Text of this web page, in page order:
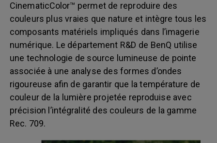
CinematicColor™ permet de reproduire des
couleurs plus vraies que nature et intègre tous les
composants matériels impliqués dans l’imagerie
numérique. Le département R&D de BenQ utilise
une technologie de source lumineuse de pointe
associée à une analyse des formes d’ondes
rigoureuse afin de garantir que la température de
couleur de la lumière projetée reproduise avec
précision l’intégralité des couleurs de la gamme
Rec. 709.